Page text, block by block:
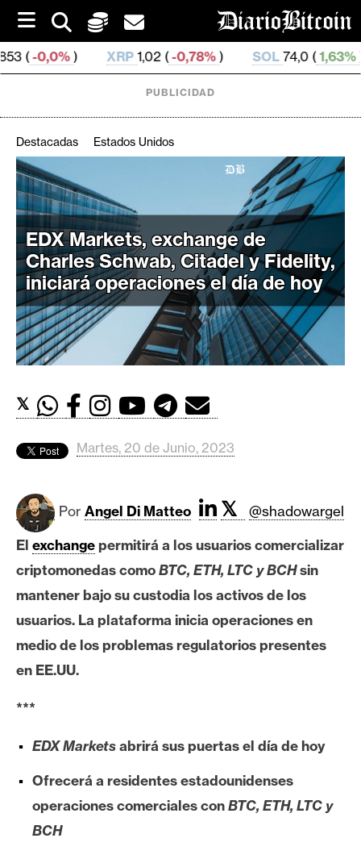
i
p
t
o
XRP1,02 ( -0,78%) SOL74,0 ( 1,63%) TRX
C
r
i
p
t
o
M
e
r
c
d
o
s
B
i
t
c
o
i
n
E
e
e
u
PUBLICIDAD
Destacadas Estados Unidos
EDX Markets, exchange de
Charles Schwab, Citadel y Fidelity,
iniciará operaciones el día de hoy
𝕏
Martes, 20 de Junio, 2023
Por Angel Di Matteo 𝕏
@shadowargel
El exchangepermitirá a los usuarios comercializar
criptomonedas comoBTC, ETH, LTC y BCHsin
mantener bajo su custodia los activos de los
usuarios. La plataforma inicia operaciones en
medio de los problemas regulatorios presentes
en EE.UU.
***
EDX Marketsabrirá sus puertas el día de hoy
Ofrecerá a residentes estadounidenses
operaciones comerciales conBTC, ETH, LTC y
BCH